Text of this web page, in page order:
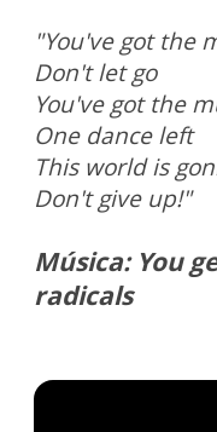
"You've got the
Don't let go
You've got the
One dance left
This world is
Don't give up!"
Música: You
radicals